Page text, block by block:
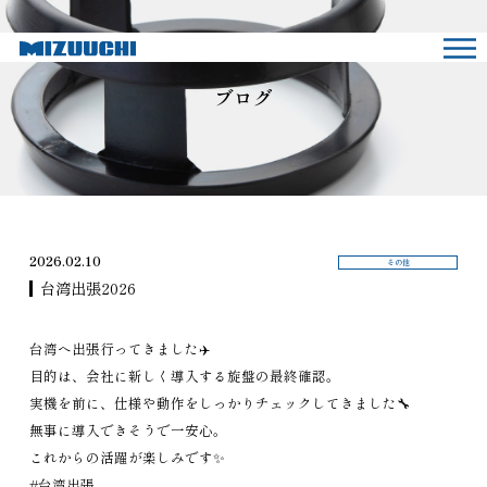
ブログ
2026.02.10
台湾出張2026
その他
台湾へ出張行ってきました✈️
目的は、会社に新しく導入する旋盤の最終確認。
実機を前に、仕様や動作をしっかりチェックしてきました🔧
無事に導入できそうで一安心。
これからの活躍が楽しみです✨